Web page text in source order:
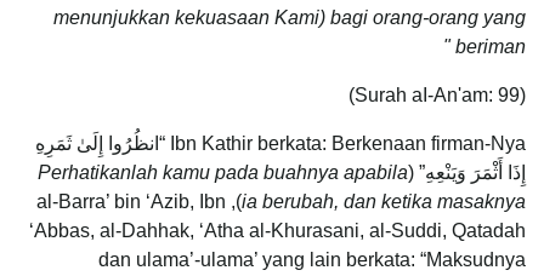
menunjukkan kekuasaan Kami) bagi orang-orang yang
beriman "
(Surah aI-An'am: 99)
Ibn Kathir berkata: Berkenaan firman-Nya “انظُرُوا إِلَىٰ ثَمَرِهِ
إِذَا أَثْمَرَ وَيَنْعِهِ” (Perhatikanlah kamu pada buahnya apabila
ia berubah, dan ketika masaknya
), al-Barra’ bin ‘Azib, Ibn
‘Abbas, al-Dahhak, ‘Atha al-Khurasani, al-Suddi, Qatadah
dan ulama’-ulama’ yang lain berkata: “Maksudnya